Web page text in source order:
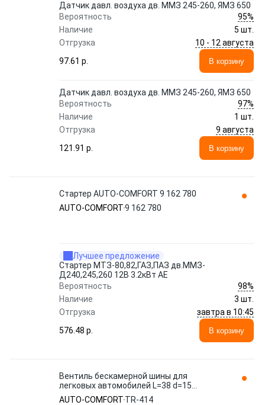
Датчик давл. воздуха дв. ММЗ 245-260, ЯМЗ 650
Вероятность
95%
Наличие
5 шт.
Отгрузка
10 - 12 августа
97.61 p.
В корзину
Датчик давл. воздуха дв. ММЗ 245-260, ЯМЗ 650
Вероятность
97%
Наличие
1 шт.
Отгрузка
9 августа
121.91 p.
В корзину
Стартер AUTO-COMFORT 9 162 780
AUTO-COMFORT9 162 780
Лучшее предложение
Стартер МТЗ-80,82,ГАЗ,ПАЗ дв.ММЗ-
Д240,245,260 12В 3.2кВт AE
Вероятность
98%
Наличие
3 шт.
Отгрузка
завтра в 10:45
576.48 p.
В корзину
Вентиль бескамерной шины для
легковых автомобилей L=38 d=15
средний TR-414 AUTO-COMFORT
AUTO-COMFORT TR-414